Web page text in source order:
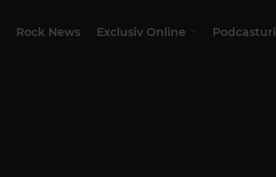
Rock News Exclusiv Online Podcasturi